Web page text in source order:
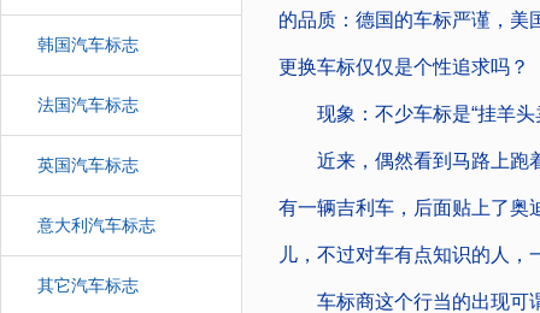
韩国汽车标志
法国汽车标志
英国汽车标志
意大利汽车标志
其它汽车标志
的品质：德国的车标严谨，
更换车标仅仅是个性追求吗？
现象：不少车标是“挂羊头
近来，偶然看到马路上跑着
有一辆吉利车，后面贴上了奥
儿，不过对车有点知识的人，
车标商这个行当的出现可谓